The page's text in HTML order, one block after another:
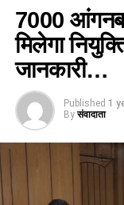
7000
मिलेगा
जानकारी…
Published 1
By संवादाता